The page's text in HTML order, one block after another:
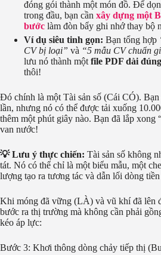
đóng gói thành một món đồ. Để
trong đầu, bạn cần xây dựng một
bước làm đòn bẩy ghi nhớ thay bộ
Ví dụ siêu tinh gọn: Bạn tổng hợp
CV bị loại” và “5 mẫu CV chuẩn
lưu nó thành một file PDF dài
thôi!
Đó chính là một Tài sản số (Cái CÓ). Bạn
lần, nhưng nó có thể được tải xuống
thêm một phút giây nào. Bạn đã lắp xong
van nước!
💡 Lưu ý thực chiến: Tài sản số không
tát. Nó có thể chỉ là một biểu mẫu, một
lượng tạo ra tương tác và dẫn lối dòng
Khi móng đã vững (LÀ) và vũ khí đã lên
bước ra thị trường mà không cần phải
kéo áp lực:
Bước 3: Khơi thông dòng chảy tiếp thị